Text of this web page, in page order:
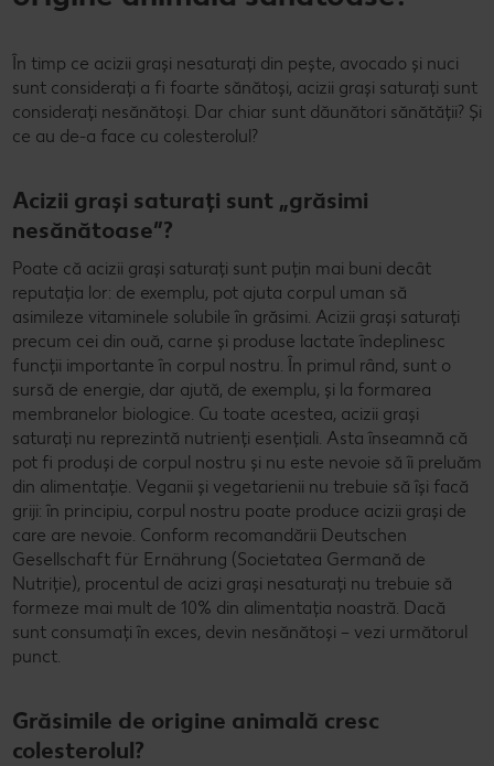
În timp ce acizii grași nesaturați din pește, avocado și nuci
sunt considerați a fi foarte sănătoși, acizii grași saturați sunt
considerați nesănătoși. Dar chiar sunt dăunători sănătății? Și
ce au de-a face cu colesterolul?
Acizii grași saturați sunt „grăsimi
nesănătoase”?
Poate că acizii grași saturați sunt puțin mai buni decât
reputația lor: de exemplu, pot ajuta corpul uman să
asimileze vitaminele solubile în grăsimi. Acizii grași saturați
precum cei din ouă, carne și produse lactate îndeplinesc
funcții importante în corpul nostru. În primul rând, sunt o
sursă de energie, dar ajută, de exemplu, și la formarea
membranelor biologice. Cu toate acestea, acizii grași
saturați nu reprezintă nutrienți esențiali. Asta înseamnă că
pot fi produși de corpul nostru și nu este nevoie să îi preluăm
din alimentație. Veganii și vegetarienii nu trebuie să își facă
griji: în principiu, corpul nostru poate produce acizii grași de
care are nevoie. Conform recomandării Deutschen
Gesellschaft für Ernährung (Societatea Germană de
Nutriție), procentul de acizi grași nesaturați nu trebuie să
formeze mai mult de 10% din alimentația noastră. Dacă
sunt consumați în exces, devin nesănătoși – vezi următorul
punct.
Grăsimile de origine animală cresc
colesterolul?